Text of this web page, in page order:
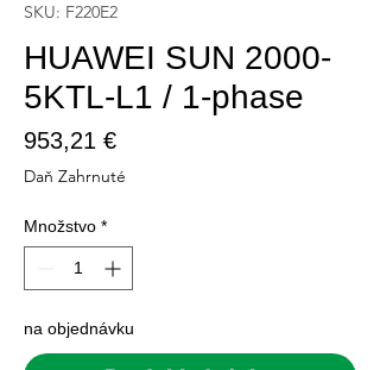
SKU: F220E2
HUAWEI SUN 2000-
5KTL-L1 / 1-phase
953,21 €Price
Daň Zahrnuté
Množstvo *
na objednávku